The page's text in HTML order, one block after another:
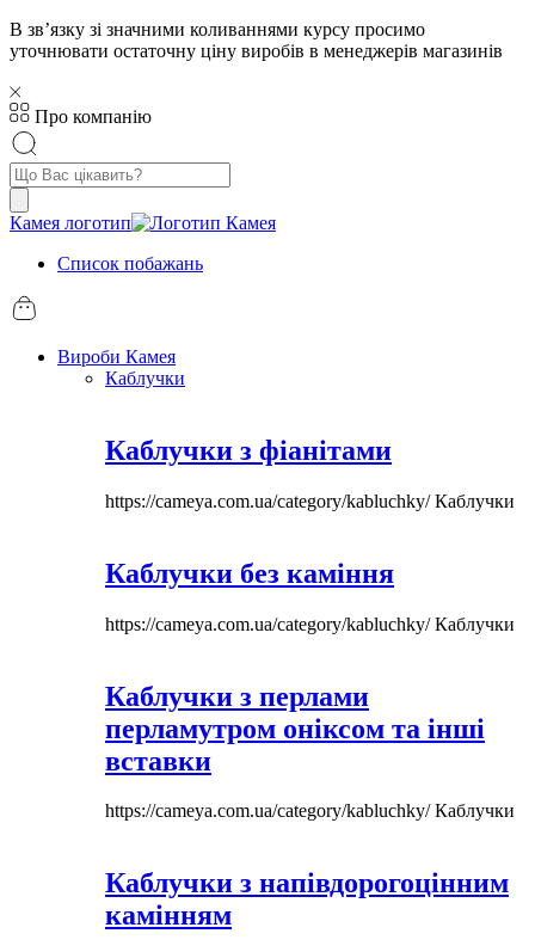
В звʼязку зі значними коливаннями курсу просимо
уточнювати остаточну ціну виробів в менеджерів магазинів
Про компанію
Пошук
товарів
Камея логотип
Список побажань
Вироби Камея
Каблучки
Каблучки з фіанітами
https://cameya.com.ua/category/kabluchky/Каблучки
Каблучки без каміння
https://cameya.com.ua/category/kabluchky/Каблучки
Каблучки з перлами
перламутром оніксом та інші
вставки
https://cameya.com.ua/category/kabluchky/Каблучки
Каблучки з напівдорогоцінним
камінням